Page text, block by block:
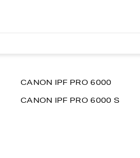
CANON IPF PRO 6000
CANON IPF PRO 6000 S